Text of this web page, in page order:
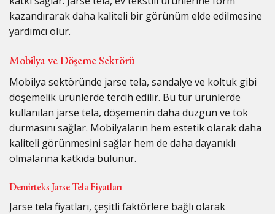
kazandırarak daha kaliteli bir görünüm elde edilmesine
yardımcı olur.
Mobilya ve Döşeme Sektörü
Mobilya sektöründe jarse tela, sandalye ve koltuk gibi
döşemelik ürünlerde tercih edilir. Bu tür ürünlerde
kullanılan jarse tela, döşemenin daha düzgün ve tok
durmasını sağlar. Mobilyaların hem estetik olarak daha
kaliteli görünmesini sağlar hem de daha dayanıklı
olmalarına katkıda bulunur.
Demirteks Jarse Tela Fiyatları
Jarse tela fiyatları, çeşitli faktörlere bağlı olarak